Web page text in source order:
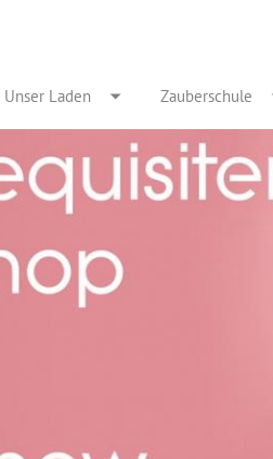
Unser Laden Zauberschule